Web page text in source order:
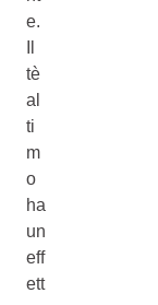
e.
tè
al
ti
m
o
ha
un
eff
ett